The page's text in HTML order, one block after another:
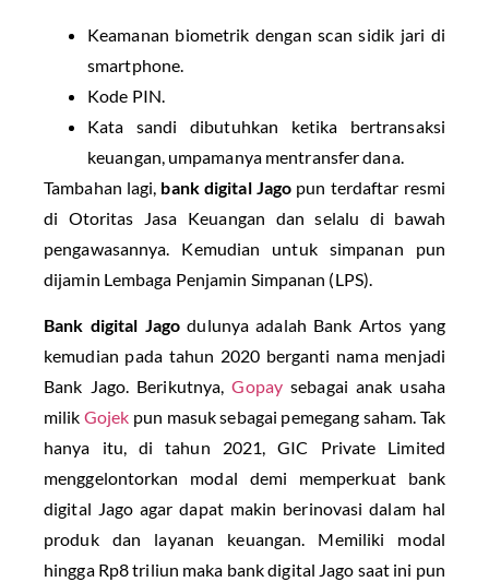
Keamanan biometrik dengan scan sidik jari di
smartphone.
Kode PIN.
Kata sandi dibutuhkan ketika bertransaksi
keuangan, umpamanya mentransfer dana.
Tambahan lagi, bank digital Jago pun terdaftar resmi
di Otoritas Jasa Keuangan dan selalu di bawah
pengawasannya. Kemudian untuk simpanan pun
dijamin Lembaga Penjamin Simpanan (LPS).
Bank digital Jago dulunya adalah Bank Artos yang
kemudian pada tahun 2020 berganti nama menjadi
Bank Jago. Berikutnya,Gopaysebagai anak usaha
milik Gojek pun masuk sebagai pemegang saham. Tak
hanya itu, di tahun 2021, GIC Private Limited
menggelontorkan modal demi memperkuat bank
digital Jago agar dapat makin berinovasi dalam hal
produk dan layanan keuangan. Memiliki modal
hingga Rp8 triliun maka bank digital Jago saat ini pun